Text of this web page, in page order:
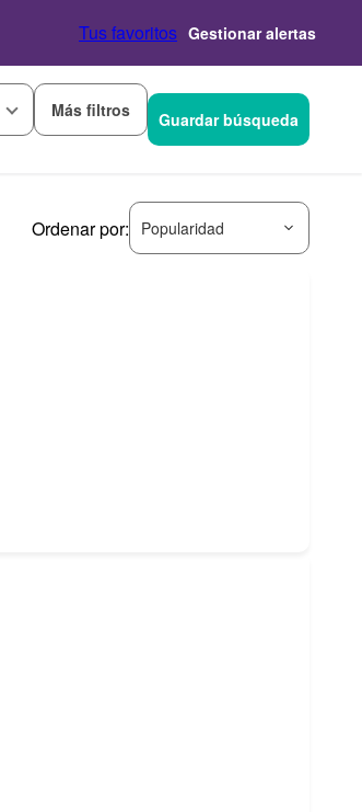
Tus favoritos Gestionar alertas
Más filtros Guardar búsqueda
Ordenar por: Popularidad